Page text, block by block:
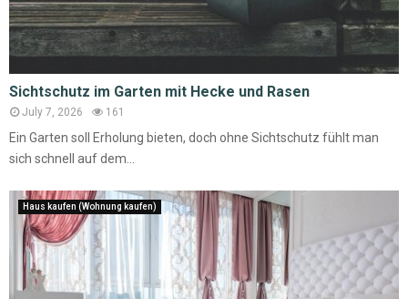
Sichtschutz im Garten mit Hecke und Rasen
July 7, 2026 161
Ein Garten soll Erholung bieten, doch ohne Sichtschutz fühlt man
sich schnell auf dem...
Haus kaufen (Wohnung kaufen)